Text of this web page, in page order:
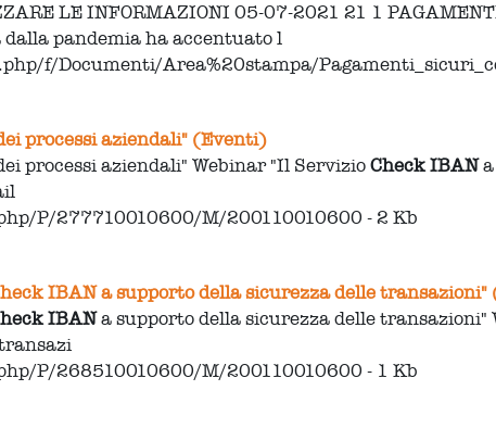
LE INFORMAZIONI 05-07-2021 21 1
pandemia ha accentuato l
f/Documenti/Area%20stampa/
processi aziendali" (Eventi)
processi aziendali" Webinar "Il ServizioCheckIBANa
P/277710010600/M/200110010600 - 2 Kb
IBAN a supporto della sicurezza delle
IBANa supporto della sicurezza delle
P/268510010600/M/200110010600 - 1 Kb